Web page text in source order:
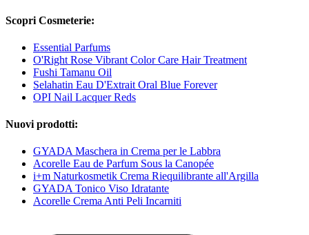
Scopri Cosmeterie:
Essential Parfums
O'Right Rose Vibrant Color Care Hair Treatment
Fushi Tamanu Oil
Selahatin Eau D'Extrait Oral Blue Forever
OPI Nail Lacquer Reds
Nuovi prodotti:
GYADA Maschera in Crema per le Labbra
Acorelle Eau de Parfum Sous la Canopée
i+m Naturkosmetik Crema Riequilibrante all'Argilla
GYADA Tonico Viso Idratante
Acorelle Crema Anti Peli Incarniti